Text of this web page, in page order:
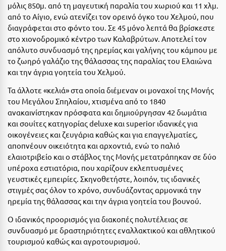
Ζάκυνθος
Η
Ηλεία
Ηράκλειο
Θ
Θάσος
Θεσσαλονίκη
Ι
Ιεράπετρα
Ιθάκη
Ικαρία
Ίος
μόλις 850μ. από τη μαγευτική παραλία του χωριού και 11 χλμ.
από το Αίγιο, ενώ ατενίζει τον ορεινό όγκο του Χελμού, που
διαγράφεται στο φόντο του. Σε 45 μόνο λεπτά θα βρίσκεστε
στο χιονοδρομικό κέντρο των Καλαβρύτων. Αποτελεί τον
απόλυτο συνδυασμό της ηρεμίας και γαλήνης του κάμπου με
το ζωηρό γαλάζιο της θάλασσας της παραλίας του Ελαιώνα
και την άγρια γοητεία του Χελμού.
Τα άλλοτε «κελιά» στα οποία διέμεναν οι μοναχοί της Μονής
του Μεγάλου Σπηλαίου, χτισμένα από το 1840
ανακαινίστηκαν πρόσφατα και δημιούργησαν 42 δωμάτια
και σουίτες κατηγορίας deluxe και superior ιδανικές για
οικογένειες και ζευγάρια καθώς και για επαγγελματίες,
αποπνέουν οικειότητα και αρχοντιά, ενώ το παλιό
ελαιοτριβείο και ο στάβλος της Μονής μετατράπηκαν σε δύο
υπέροχα εστιατόρια, που χαρίζουν εκλεπτυσμένες
γευστικές εμπειρίες. Σκηνοθετήστε, λοιπόν, τις ιδανικές
στιγμές σας όλον το χρόνο, συνδυάζοντας αρμονικά την
ηρεμία της θάλασσας και την άγρια γοητεία του βουνού.
Ο ιδανικός προορισμός για διακοπές πολυτέλειας σε
συνδυασμό με δραστηριότητες εναλλακτικού και αθλητικού
τουρισμού καθώς και αγροτουρισμού.